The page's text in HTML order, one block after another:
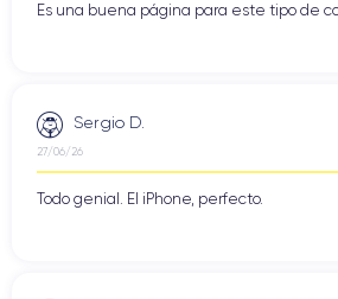
Es una buena página para este tipo de
Sergio D.
27/06/26
Todo genial. El iPhone, perfecto.